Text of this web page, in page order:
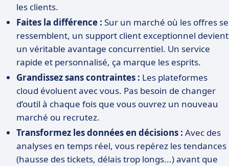
les clients.
Faites la différence : Sur un marché où les offres se
ressemblent, un support client exceptionnel devient
un véritable avantage concurrentiel. Un service
rapide et personnalisé, ça marque les esprits.
Grandissez sans contraintes : Les plateformes
cloud évoluent avec vous. Pas besoin de changer
d’outil à chaque fois que vous ouvrez un nouveau
marché ou recrutez.
Transformez les données en décisions : Avec des
analyses en temps réel, vous repérez les tendances
(hausse des tickets, délais trop longs...) avant que